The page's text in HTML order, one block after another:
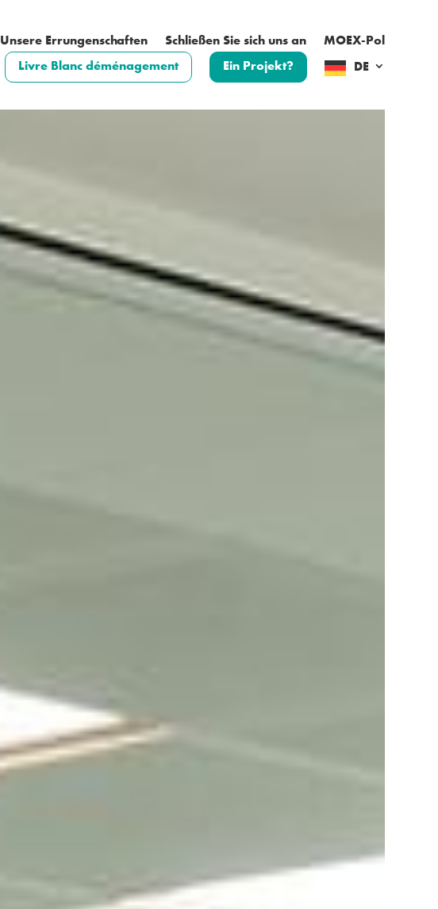
Unsere Errungenschaften Schließen Sie sich uns an
MOEX-Pol
Livre Blanc déménagement
Ein Projekt? DE